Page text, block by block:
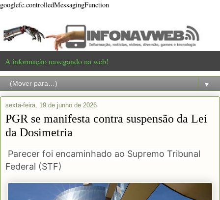
googlefc.controlledMessagingFunction
A informação navegando na web!
▼
sexta-feira, 19 de junho de 2026
PGR se manifesta contra suspensão da Lei
da Dosimetria
Parecer foi encaminhado ao Supremo Tribunal
Federal (STF)